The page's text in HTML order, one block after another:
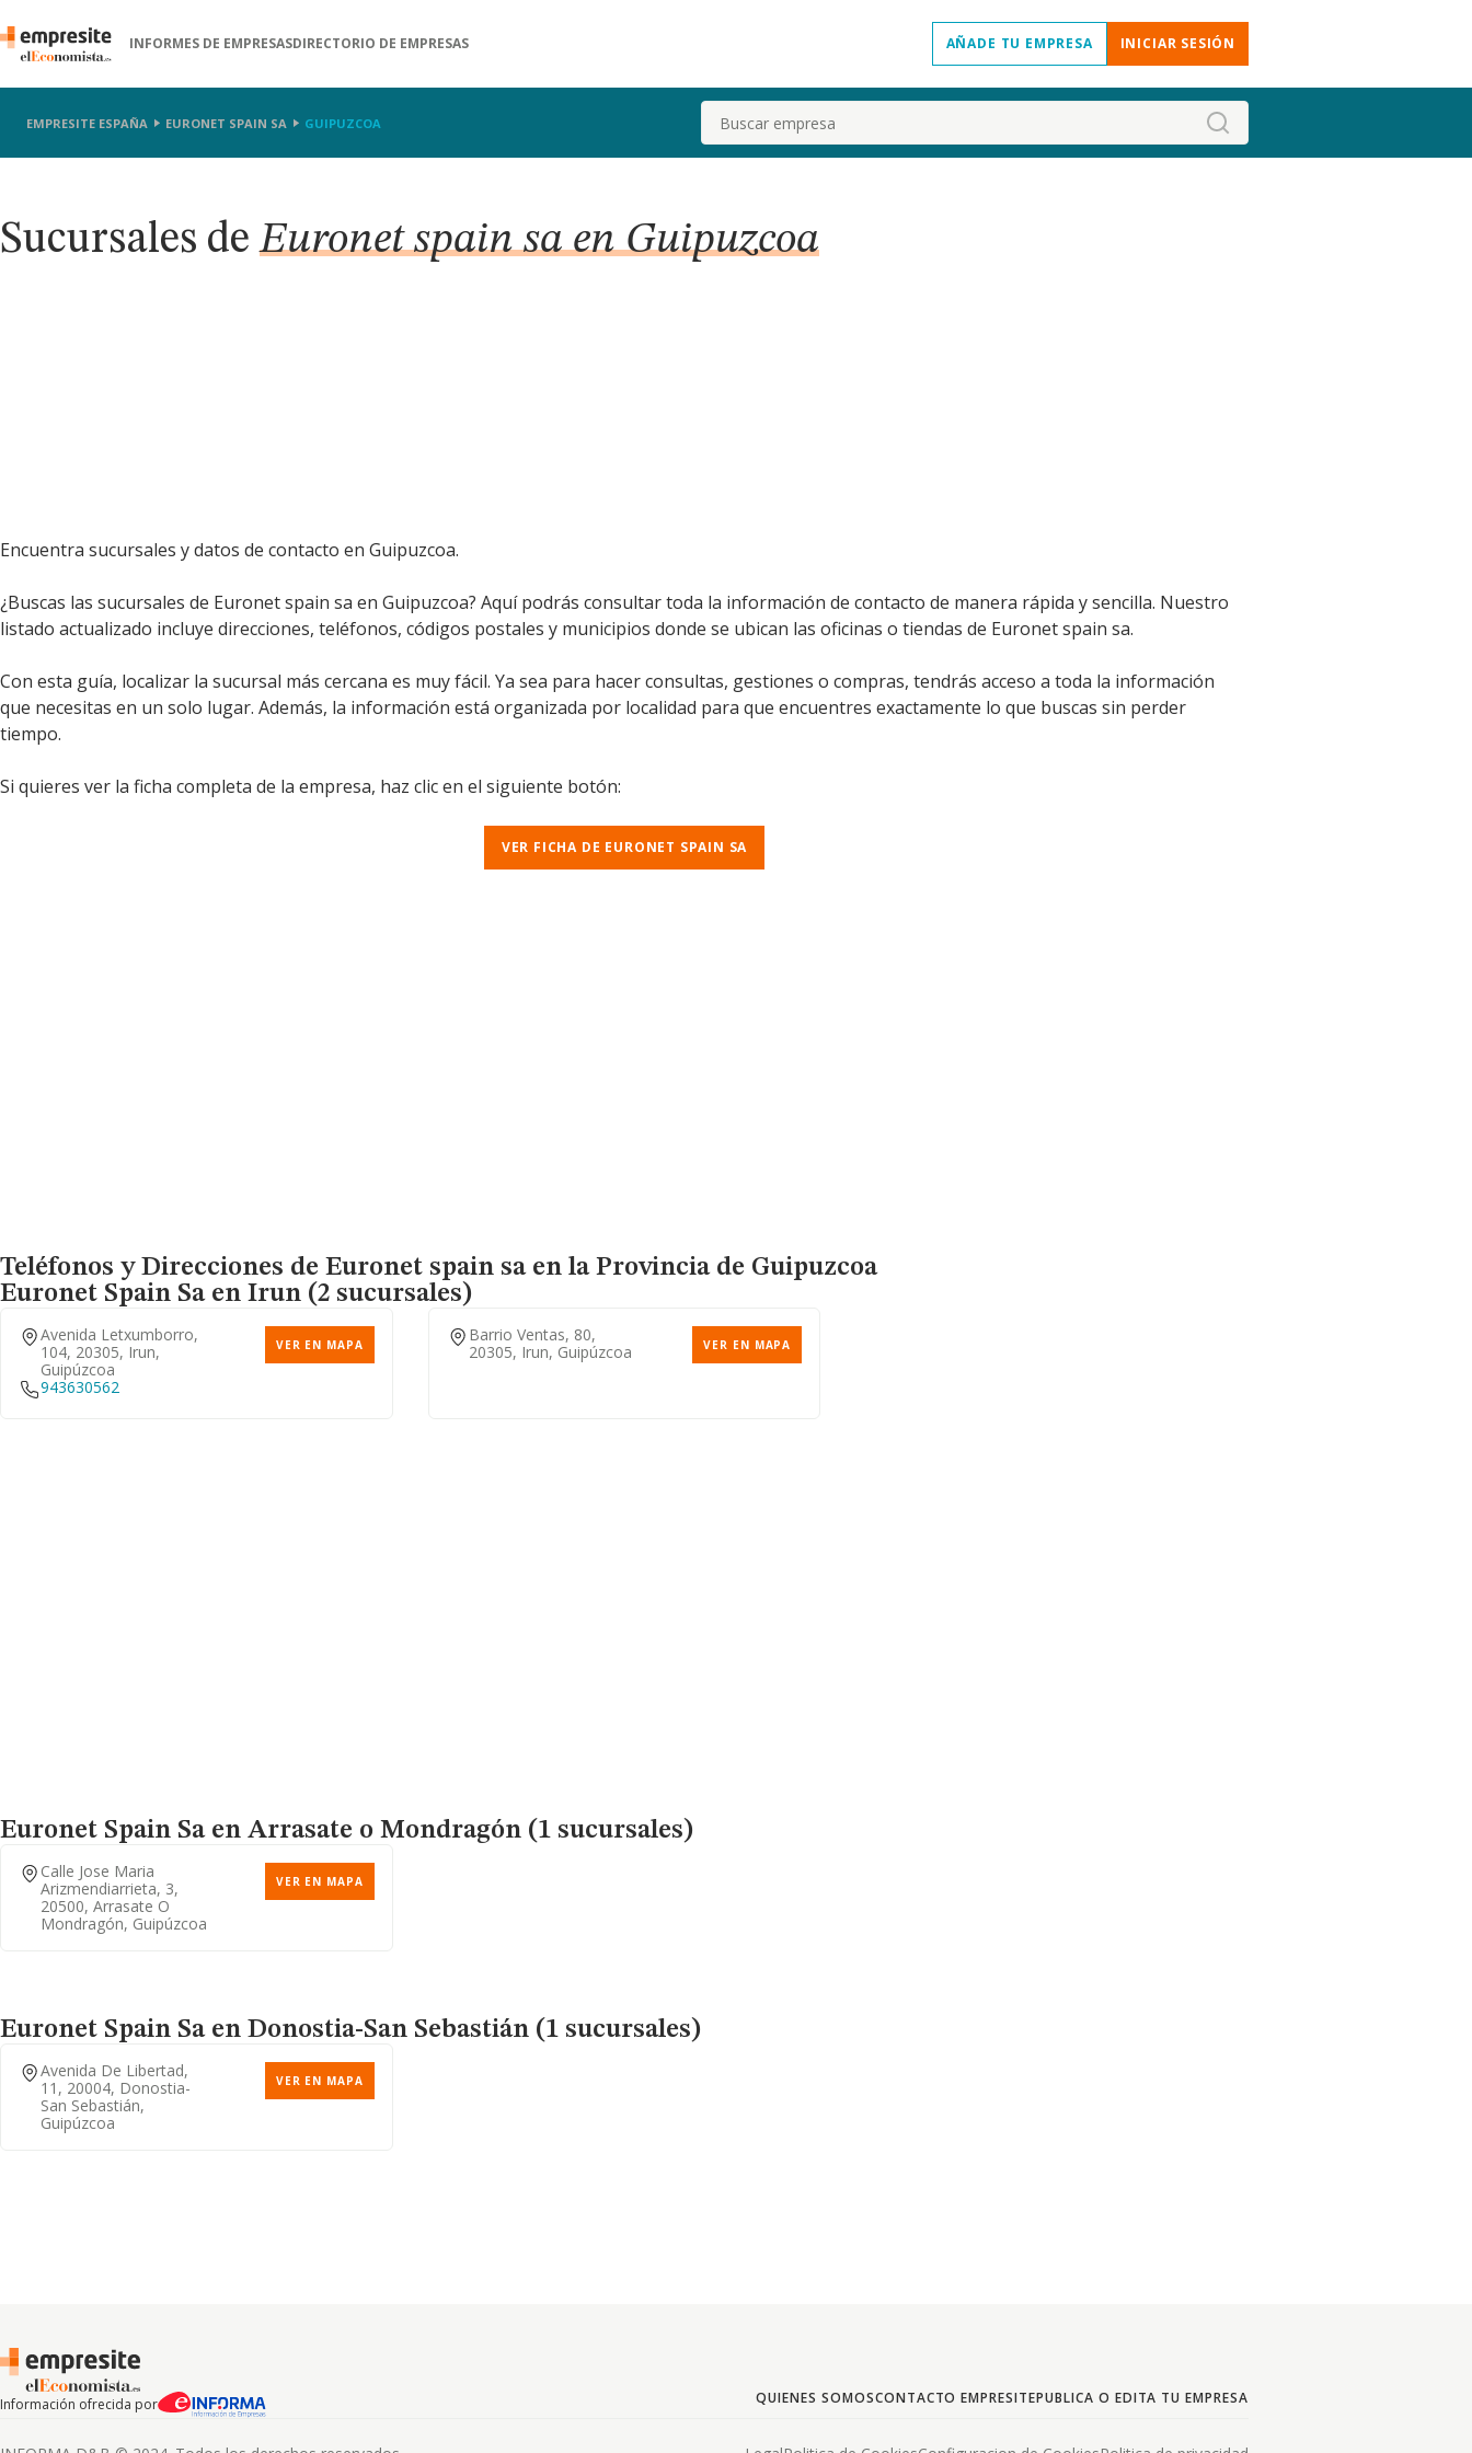
INFORMES DE EMPRESASDIRECTORIO DE EMPRESAS AÑADE TU EMPRESA INICIAR SESIÓN
EMPRESITE ESPAÑA EURONET SPAIN SA GUIPUZCOA Buscar
Sucursales deEuronet spain sa en Guipuzcoa
Encuentra sucursales y datos de contacto en Guipuzcoa.
¿Buscas las sucursales de Euronet spain sa en Guipuzcoa? Aquí podrás consultar toda la información de contacto de manera rápida y sencilla. Nuestro
listado actualizado incluye direcciones, teléfonos, códigos postales y municipios donde se ubican las oficinas o tiendas de Euronet spain sa.
Con esta guía, localizar la sucursal más cercana es muy fácil. Ya sea para hacer consultas, gestiones o compras, tendrás acceso a toda la información
que necesitas en un solo lugar. Además, la información está organizada por localidad para que encuentres exactamente lo que buscas sin perder
tiempo.
Si quieres ver la ficha completa de la empresa, haz clic en el siguiente botón:
VER FICHA DE EURONET SPAIN SA
Teléfonos y Direcciones de Euronet spain sa en la Provincia de Guipuzcoa
Euronet Spain Saen Irun (2 sucursales)
Avenida Letxumborro,
104, 20305, Irun,
Guipúzcoa
VER EN MAPA
943630562
Barrio Ventas, 80,
20305, Irun, Guipúzcoa
VER EN MAPA
Euronet Spain Saen Arrasate o Mondragón (1 sucursales)
Calle Jose Maria
Arizmendiarrieta, 3,
20500, Arrasate O
Mondragón, Guipúzcoa
VER EN MAPA
Euronet Spain Saen Donostia-San Sebastián (1 sucursales)
Avenida De Libertad,
11, 20004, Donostia-
San Sebastián,
Guipúzcoa
VER EN MAPA
Información ofrecida por QUIENES SOMOSCONTACTO EMPRESITEPUBLICA O EDITA TU EMPRESA